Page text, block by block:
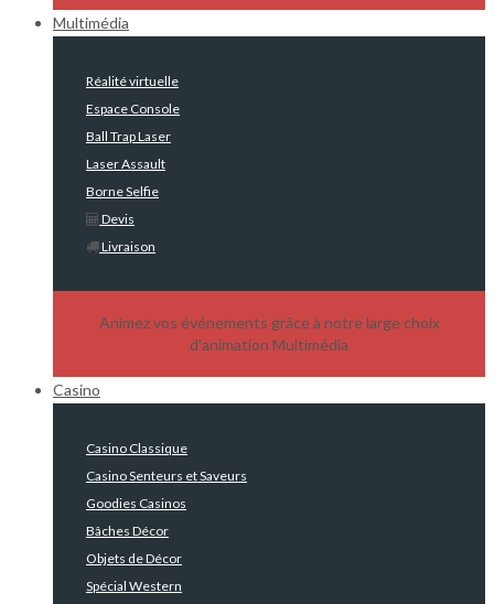
Multimédia
Réalité virtuelle
Espace Console
Ball Trap Laser
Laser Assault
Borne Selfie
Devis
Livraison
Animez vos événements grâce à notre large choix
d'animation Multimédia
Casino
Casino Classique
Casino Senteurs et Saveurs
Goodies Casinos
Bâches Décor
Objets de Décor
Spécial Western